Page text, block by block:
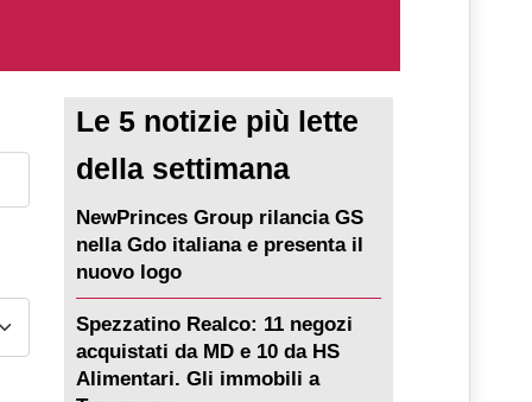
Le 5 notizie più lette
della settimana
NewPrinces Group rilancia GS
nella Gdo italiana e presenta il
nuovo logo
Spezzatino Realco: 11 negozi
acquistati da MD e 10 da HS
Alimentari. Gli immobili a